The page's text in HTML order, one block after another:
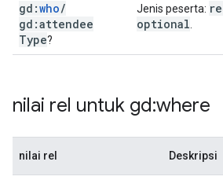
gd:who/
gd:attendee
Type?
Jenis peserta:
optional
nilai rel untuk gd:where
nilai rel Deskripsi